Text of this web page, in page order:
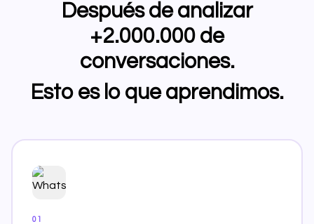
Después de analizar
+2.000.000 de
conversaciones.
Esto es lo que aprendimos.
01